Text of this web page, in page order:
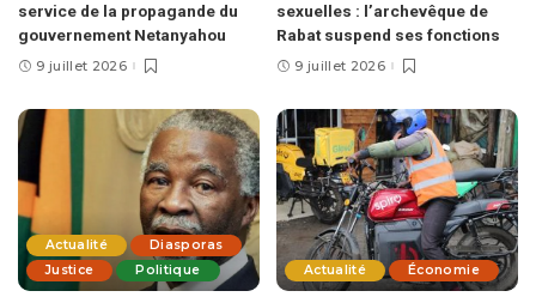
service de la propagande du
gouvernement Netanyahou
9 juillet 2026
sexuelles : l’archevêque de
Rabat suspend ses fonctions
9 juillet 2026
Actualité
Diasporas
Justice
Politique Actualité Économie